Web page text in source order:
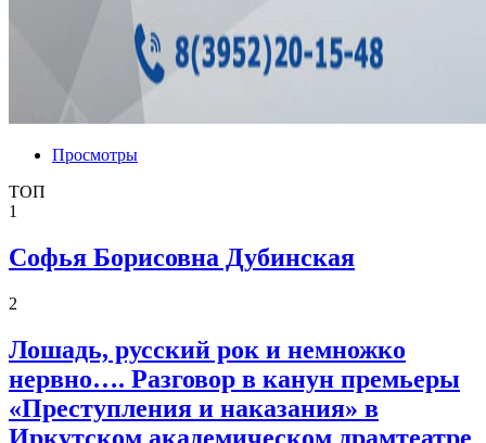
Просмотры
ТОП
1
Софья Борисовна Дубинская
2
Лошадь, русский рок и немножко
нервно…. Разговор в канун премьеры
«Преступления и наказания» в